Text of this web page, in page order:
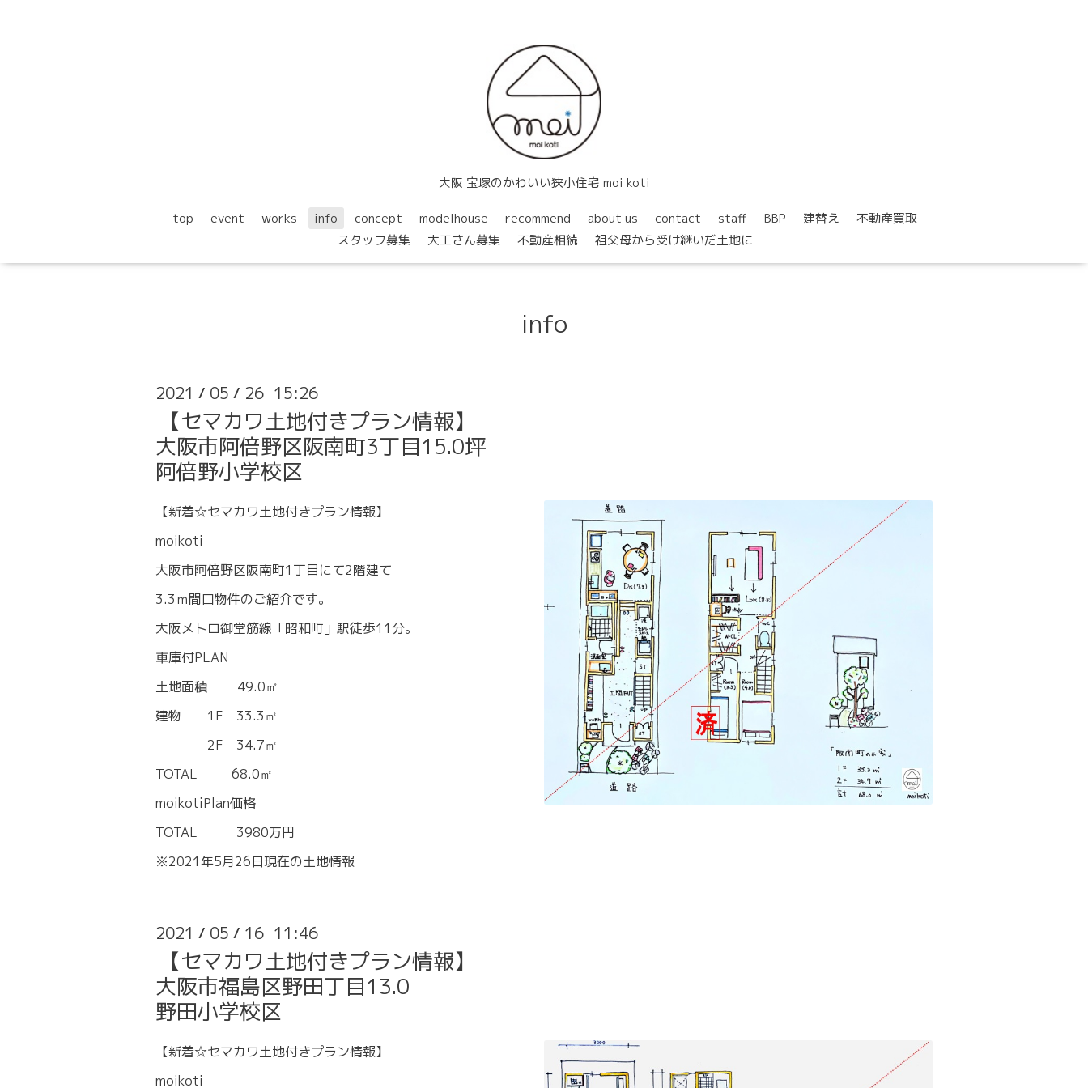
大阪 宝塚のかわいい狭小住宅 moi koti
top event works info concept modelhouse recommend about us contact staff BBP 建替え
不動産買取
スタッフ募集
大工さん募集 不動産相続 祖父母から受け継いだ土地に
info
2021 / 05 / 26 15:26
【セマカワ土地付きプラン情報】
大阪市阿倍野区阪南町3丁目15.0坪
阿倍野小学校区
【新着☆セマカワ土地付きプラン情報】
moikoti
大阪市阿倍野区阪南町1丁目にて2階建て
3.3ｍ間口物件のご紹介です。
大阪メトロ御堂筋線「昭和町」駅徒歩11分。
車庫付PLAN
土地面積 49.0㎡
建物 1F 33.3㎡
2F 34.7㎡
TOTAL 68.0㎡
moikotiPlan価格
TOTAL 3980万円
※2021年5月26日現在の土地情報
2021 / 05 / 16 11:46
【セマカワ土地付きプラン情報】
大阪市福島区野田丁目13.0
野田小学校区
【新着☆セマカワ土地付きプラン情報】
moikoti